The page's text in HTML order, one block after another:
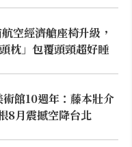
空經濟艙座椅升級，
枕」包覆頭頸超好睡
館10週年：藤本壯介
8月震撼空降台北